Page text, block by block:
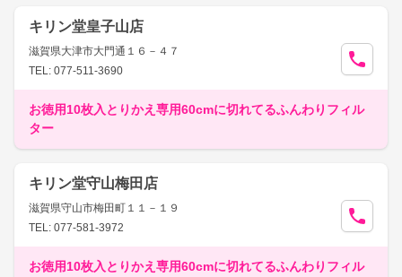
キリン堂皇子山店
滋賀県大津市大門通１６－４７
TEL: 077-511-3690
お徳用10枚入とりかえ専用60cmに切れてるふんわりフィル
ター
キリン堂守山梅田店
滋賀県守山市梅田町１１－１９
TEL: 077-581-3972
お徳用10枚入とりかえ専用60cmに切れてるふんわりフィル